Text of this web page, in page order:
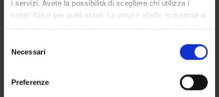
i servizi. Avete la possibilità di scegliere chi utilizza i
vostri dati e per quali scopi. Le vostre scelte in materia di
modificare o revocare il proprio consenso in qualsiasi
momento dalla Dichiarazione sui cookie o facendo clic
delNecessari
Preferenze
Calendario